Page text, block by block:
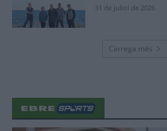
31 de juliol de 2026
Carrega més